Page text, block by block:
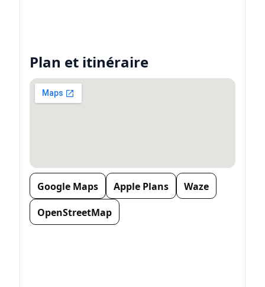
Plan et itinéraire
Google Maps Apple Plans
Waze
OpenStreetMap